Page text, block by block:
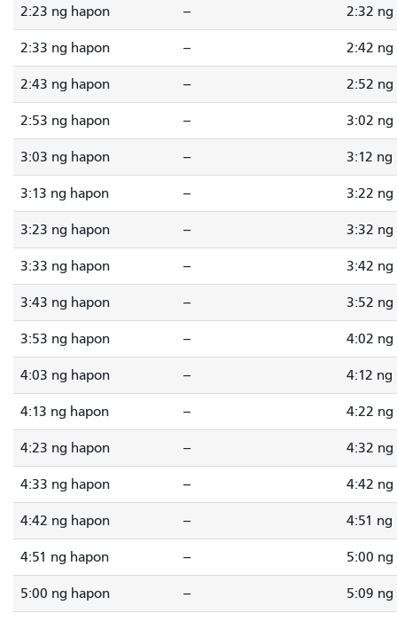
2:23 ng hapon -- 2:32 ng
2:33 ng hapon -- 2:42 ng
2:43 ng hapon -- 2:52 ng
2:53 ng hapon -- 3:02 ng
3:03 ng hapon -- 3:12 ng
3:13 ng hapon -- 3:22 ng
3:23 ng hapon -- 3:32 ng
3:33 ng hapon -- 3:42 ng
3:43 ng hapon -- 3:52 ng
3:53 ng hapon -- 4:02 ng
4:03 ng hapon -- 4:12 ng
4:13 ng hapon -- 4:22 ng
4:23 ng hapon -- 4:32 ng
4:33 ng hapon -- 4:42 ng
4:42 ng hapon -- 4:51 ng
4:51 ng hapon -- 5:00 ng
5:00 ng hapon -- 5:09 ng